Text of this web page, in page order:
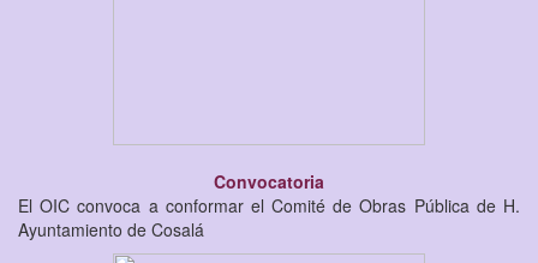
Convocatoria
El OIC convoca a conformar el Comité de Obras Pública de H.
Ayuntamiento de Cosalá